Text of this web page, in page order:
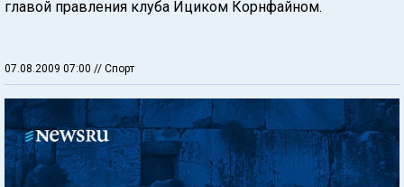
главой правления клуба Ициком Корнфайном.
07.08.2009 07:00 // Спорт